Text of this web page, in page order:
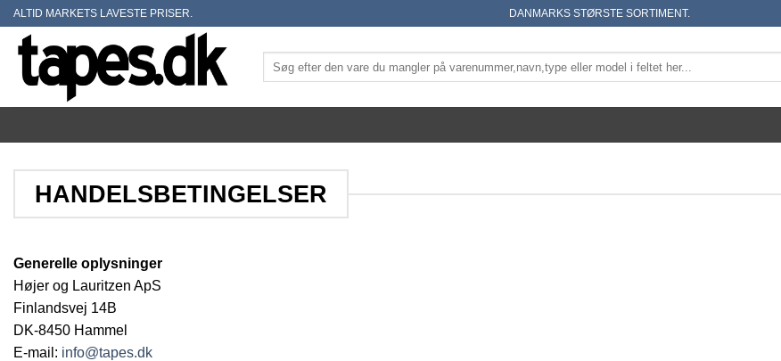
Skip
content
ALTID MARKETS LAVESTE PRISER. DANMARKS STØRSTE SORTIMENT.
Søg
efter:
HANDELSBETINGELSER
Generelle oplysninger
Højer og Lauritzen ApS
Finlandsvej 14B
DK-8450 Hammel
E-mail: info@tapes.dk